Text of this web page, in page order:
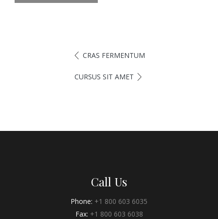
CRAS FERMENTUM
CURSUS SIT AMET
Call Us
Phone: +1 800 603 6035
Fax: +1 800 603 6038